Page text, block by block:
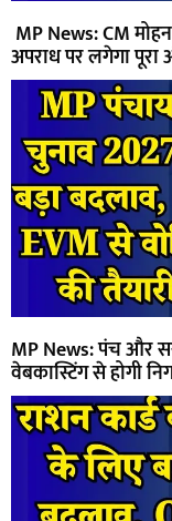
MP News: CM
अपराध पर लगेगा
MP News: पंच और
वेबकास्टिंग से होगी